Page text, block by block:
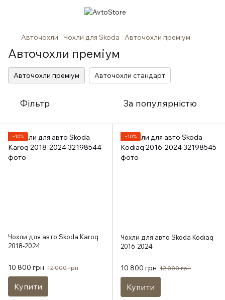
Авточохли Чохли для Skoda Авточохли преміум
Авточохли преміум
Авточохли преміум Авточохли стандарт
Фільтр За популярністю
−10%
Чохли для авто Skoda Karoq
2018-2024
10 800 грн 12 000 грн
Купити
−10%
Чохли для авто Skoda Kodiaq
2016-2024
10 800 грн 12 000 грн
Купити